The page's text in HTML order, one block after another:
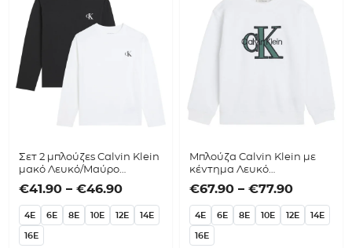
Σετ 2 μπλούζες Calvin Klein
μακό Λευκό/Μαύρο
LVCKTJI21B
€41.90 – €46.90Price range: €41.90 through
4E 6E 8E 10E 12E
14E
16E
Μπλούζα Calvin Klein με
κέντημα Λευκό
LVCKTJB43B
€67.90 – €77.90Price
4E 6E 8E 10E 12E
14E
16E